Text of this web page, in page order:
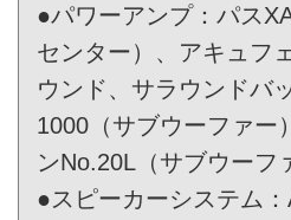
●パワーアンプ：パス
センター）、アキュフ
ウンド、サラウンドバ
1000（サブウーファー
ンNo.20L（サブウーフ
●スピーカーシステム